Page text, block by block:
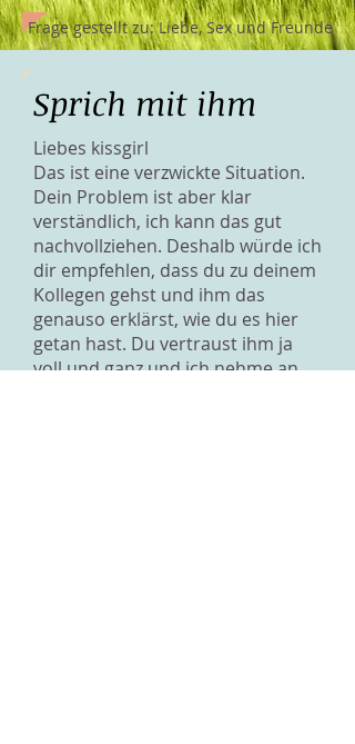
Frage gestellt zu: Liebe, Sex und Freunde
Sprich mit ihm
Liebes kissgirl
Das ist eine verzwickte Situation.
Dein Problem ist aber klar
verständlich, ich kann das gut
nachvollziehen. Deshalb würde ich
dir empfehlen, dass du zu deinem
Kollegen gehst und ihm das
genauso erklärst, wie du es hier
getan hast. Du vertraust ihm ja
voll und ganz und ich nehme an,